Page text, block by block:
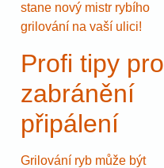
stane nový mistr rybího
grilování na vaší ulici!
Profi tipy pro
zabránění
připálení
Grilování ryb může být